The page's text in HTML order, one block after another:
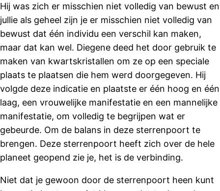
Hij was zich er misschien niet volledig van bewust en
jullie als geheel zijn je er misschien niet volledig van
bewust dat één individu een verschil kan maken,
maar dat kan wel. Diegene deed het door gebruik te
maken van kwartskristallen om ze op een speciale
plaats te plaatsen die hem werd doorgegeven. Hij
volgde deze indicatie en plaatste er één hoog en één
laag, een vrouwelijke manifestatie en een mannelijke
manifestatie, om volledig te begrijpen wat er
gebeurde. Om de balans in deze sterrenpoort te
brengen. Deze sterrenpoort heeft zich over de hele
planeet geopend zie je, het is de verbinding.
Niet dat je gewoon door de sterrenpoort heen kunt